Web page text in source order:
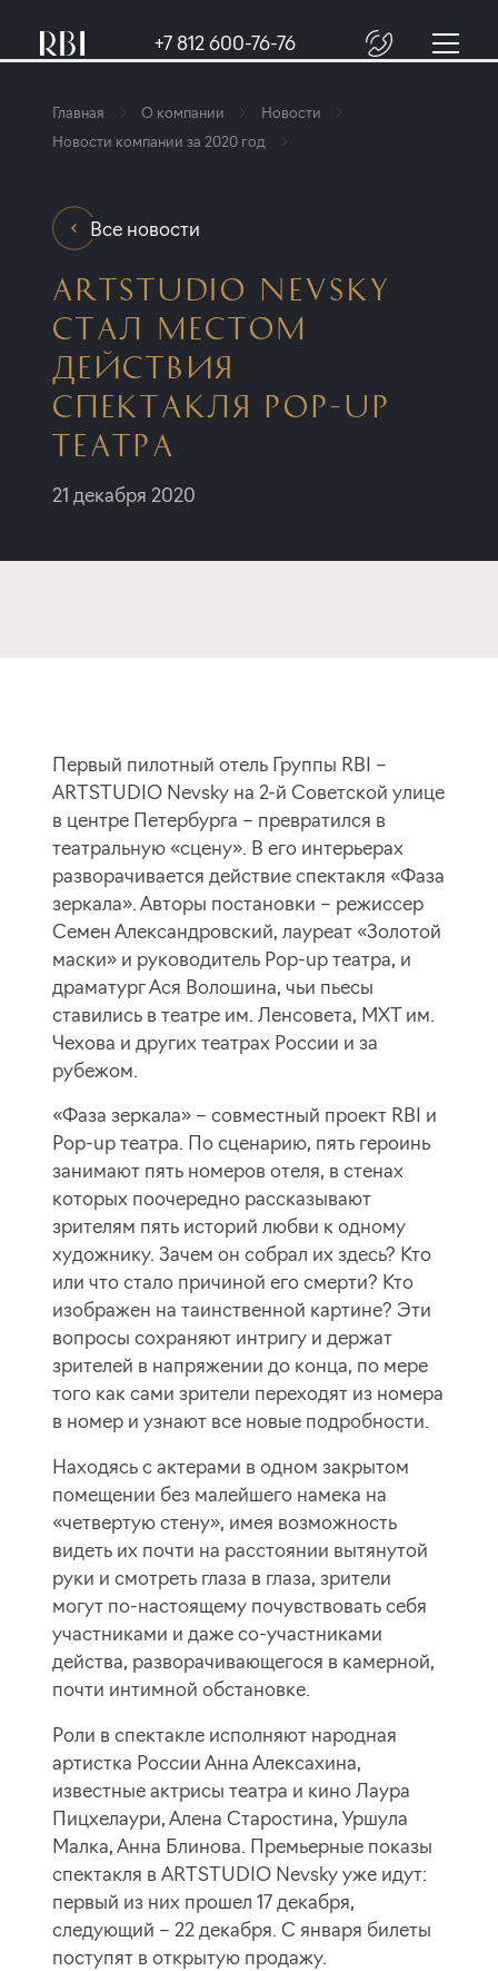
+7 812 600-76-76
Главная О компании
Новости
Новости компании за 2020 год
Все новости
ARTSTUDIO NEVSKY
СТАЛ МЕСТОМ
ДЕЙСТВИЯ
СПЕКТАКЛЯ POP-UP
ТЕАТРА
21 декабря 2020
Первый пилотный отель Группы RBI –
ARTSTUDIO Nevsky на 2-й Советской улице
в центре Петербурга – превратился в
театральную «сцену». В его интерьерах
разворачивается действие спектакля «Фаза
зеркала». Авторы постановки – режиссер
Семен Александровский, лауреат «Золотой
маски» и руководитель Pop-up театра, и
драматург Ася Волошина, чьи пьесы
ставились в театре им. Ленсовета, МХТ им.
Чехова и других театрах России и за
рубежом.
«Фаза зеркала» – совместный проект RBI и
Pop-up театра. По сценарию, пять героинь
занимают пять номеров отеля, в стенах
которых поочередно рассказывают
зрителям пять историй любви к одному
художнику. Зачем он собрал их здесь? Кто
или что стало причиной его смерти? Кто
изображен на таинственной картине? Эти
вопросы сохраняют интригу и держат
зрителей в напряжении до конца, по мере
того как сами зрители переходят из номера
в номер и узнают все новые подробности.
Находясь с актерами в одном закрытом
помещении без малейшего намека на
«четвертую стену», имея возможность
видеть их почти на расстоянии вытянутой
руки и смотреть глаза в глаза, зрители
могут по-настоящему почувствовать себя
участниками и даже со-участниками
действа, разворачивающегося в камерной,
почти интимной обстановке.
Роли в спектакле исполняют народная
артистка России Анна Алексахина,
известные актрисы театра и кино Лаура
Пицхелаури, Алена Старостина, Уршула
Малка, Анна Блинова. Премьерные показы
спектакля в ARTSTUDIO Nevsky уже идут:
первый из них прошел 17 декабря,
следующий – 22 декабря. С января билеты
поступят в открытую продажу.